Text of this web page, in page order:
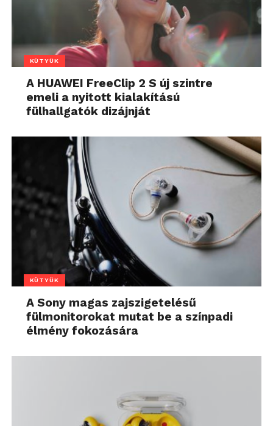
KÜTYÜK
A HUAWEI FreeClip 2 S új szintre
emeli a nyitott kialakítású
fülhallgatók dizájnját
KÜTYÜK
A Sony magas zajszigetelésű
fülmonitorokat mutat be a színpadi
élmény fokozására